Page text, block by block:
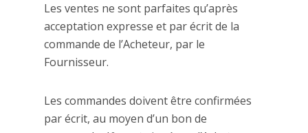
Les ventes ne sont parfaites qu’après
acceptation expresse et par écrit de la
commande de l’Acheteur, par le
Fournisseur.
Les commandes doivent être confirmées
par écrit, au moyen d’un bon de